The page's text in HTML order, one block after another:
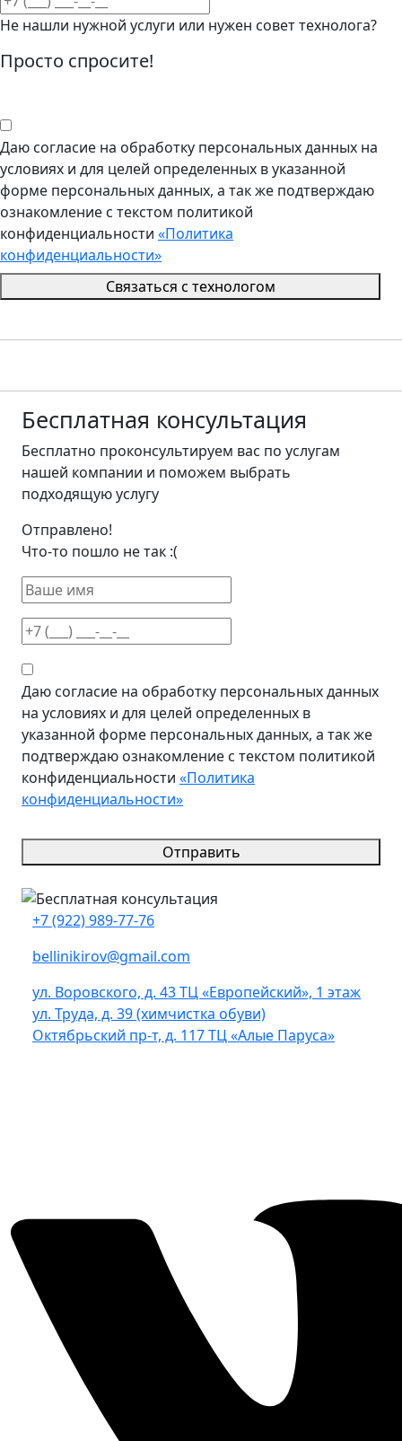
Не нашли нужной услуги или нужен совет технолога?
Просто спросите!
Даю согласие на обработку персональных данных на
условиях и для целей определенных в указанной
форме персональных данных, а так же подтверждаю
ознакомление с текстом политикой
конфиденциальности «Политика
конфиденциальности»
Связаться с технологом
Бесплатная консультация
Бесплатно проконсультируем вас по услугам
нашей компании и поможем выбрать
подходящую услугу
Отправлено!
Что-то пошло не так :(
Даю согласие на обработку персональных данных
на условиях и для целей определенных в
указанной форме персональных данных, а так же
подтверждаю ознакомление с текстом политикой
конфиденциальности «Политика
конфиденциальности»
Отправить
+7 (922) 989-77-76
bellinikirov@gmail.com
ул. Воровского, д. 43 ТЦ «Европейский», 1 этаж
ул. Труда, д. 39 (химчистка обуви)
Октябрьский пр-т, д. 117 ТЦ «Алые Паруса»